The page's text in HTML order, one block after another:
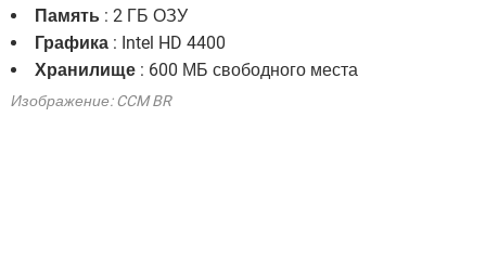
Память : 2 ГБ ОЗУ
Графика : Intel HD 4400
Хранилище : 600 МБ свободного места
Изображение: CCM BR